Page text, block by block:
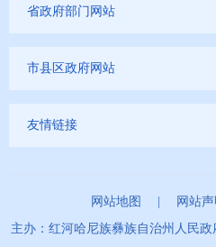
省政府部门网站
市县区政府网站
友情链接
网站地图 网站声
主办：红河哈尼族彝族自治州人民